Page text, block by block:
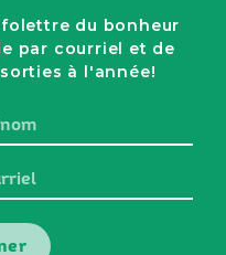
du bonheur
par courriel et de
à l'année!